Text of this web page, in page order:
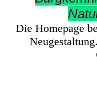
Die Homepage